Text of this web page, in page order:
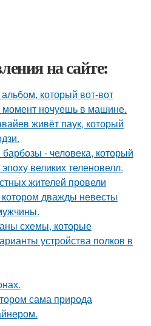
на сайте:
который вот-вот
момент ночуешь в машине.
живёт паук, который
- человека, который
великих теленовелл.
жителей провели
дважды невесты
схемы, которые
устройства полков в
сама природа